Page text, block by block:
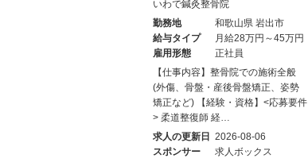
いわで鍼灸整骨院
勤務地
和歌山県 岩出市
給与タイプ
月給28万円～45万円
雇用形態
正社員
【仕事内容】整骨院での施術全般
(外傷、骨盤・産後骨盤矯正、姿勢
矯正など) 【経験・資格】<応募要件
> 柔道整復師 経…
求人の更新日 2026-08-06
スポンサー
求人ボックス